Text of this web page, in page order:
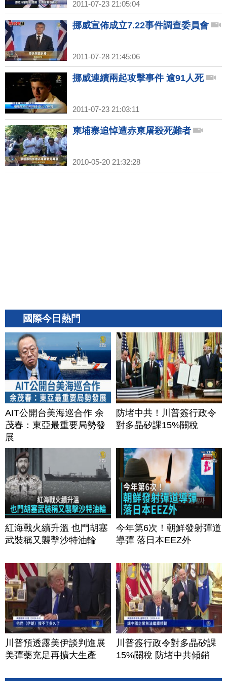
2011-07-23 21:05:04
挪威宣佈成立7.22事件調查委員會
2011-07-28 21:45:06
挪威連續兩起攻擊事件 逾91人死
2011-07-23 21:03:11
柬埔寨追悼遭赤柬屠殺死難者
2010-05-20 21:32:28
國際今日熱門
AIT公開台美海巡合作 余
茂春：東亞最重要局勢發
展
防堵中共！川普簽行政令
對多晶矽課15%關稅
紅海戰火續升溫 也門胡塞
武裝稱又襲擊沙特油輪
今年第6次！朝鮮發射彈道
導彈 落日本EEZ外
川普預透露美伊談判進展
美彈藥充足再擴大生產
川普簽行政令對多晶矽課
15%關稅 防堵中共傾銷